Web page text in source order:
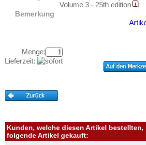
Ghana
Kamerun
Katanga
Kenia
Kongo, Demokratische Republik
Testbanknoten
Banknotenbriefe
Aufbewahrung
Gutscheine
Ihre Bewertungen
Kontakt
Informationen
Preislisten
Volume 3 - 25th edition
Bemerkung
Menge:
Lieferzeit:
Kunden, welche diesen Artikel bestellten,
folgende Artikel gekauft: